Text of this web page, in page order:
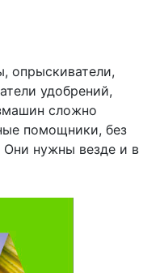
опрыскиватели,
удобрений,
сложно
помощники, без
Они нужны везде и в